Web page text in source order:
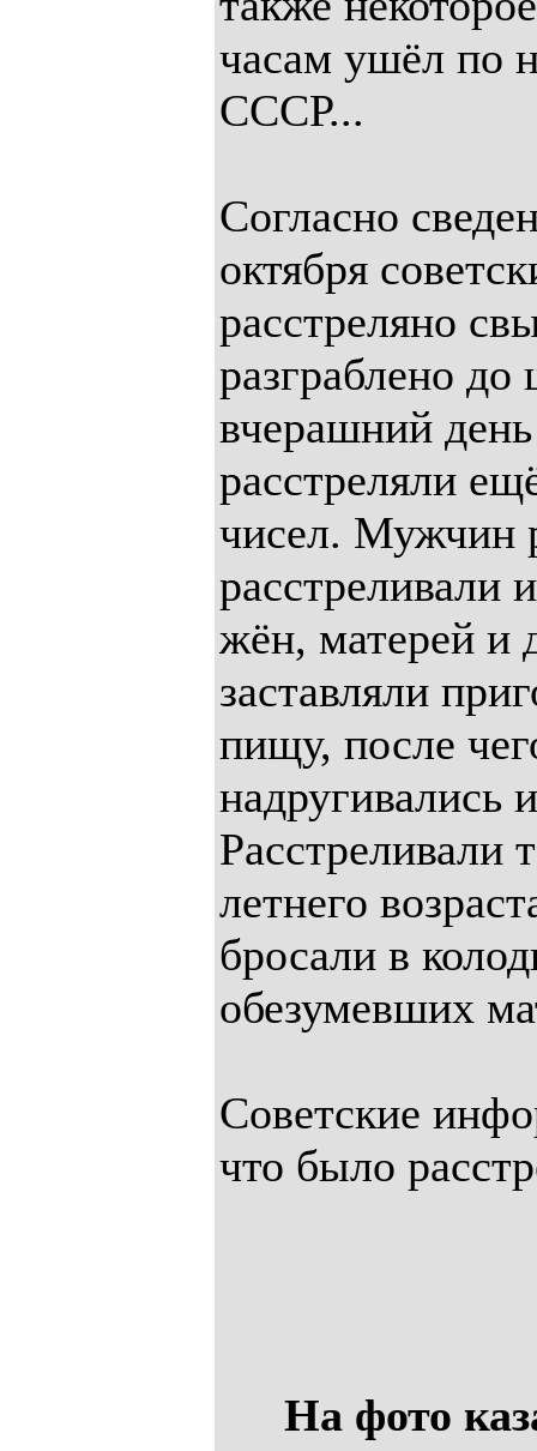
часам ушёл по
СССР...
Согласно
октября
расстреляно
разграблено
вчерашний
расстреляли
чисел. Мужчин
расстреливали
жён, матерей и
заставляли
пищу, после
надругивались
Расстреливали
летнего
бросали в
обезумевших
Советские
что было
На фото